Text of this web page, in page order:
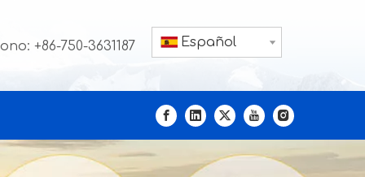
+86-750-3631187 Español